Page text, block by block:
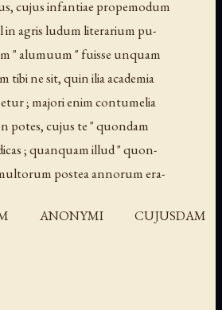
cujus infantiae propemodum
in agris ludum literarium pu-
" alumuum " fuisse unquam
tibi ne sit, quin ilia academia
; majori enim contumelia
potes, cujus te " quondam
; quanquam illud " quon-
postea annorum era-
ANONYMI CUJUSDAM